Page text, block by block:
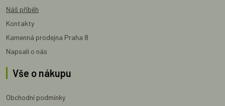
Náš příběh
Kontakty
Kamenná prodejna Praha 8
Napsali o nás
Vše o nákupu
Obchodní podmínky